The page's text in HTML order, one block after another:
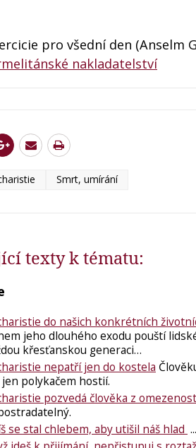
pro všední den (Anselm
nakladatelství
Smrt, umírání
texty k tématu:
do našich konkrétních
jeho dlouhého exodu pouští
křesťanskou generaci…
nepatří jen do kostela
polykačem hostií.
pozvedá člověka z
se stal chlebem, aby utišil náš hlad